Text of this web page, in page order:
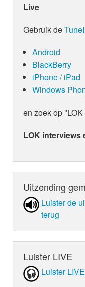
Live
Gebruik de
Android
BlackBerry
iPhone / iPad
Windows
en zoek op
LOK interviews
Uitzending
Luister de
terug
Luister LIVE
Luister